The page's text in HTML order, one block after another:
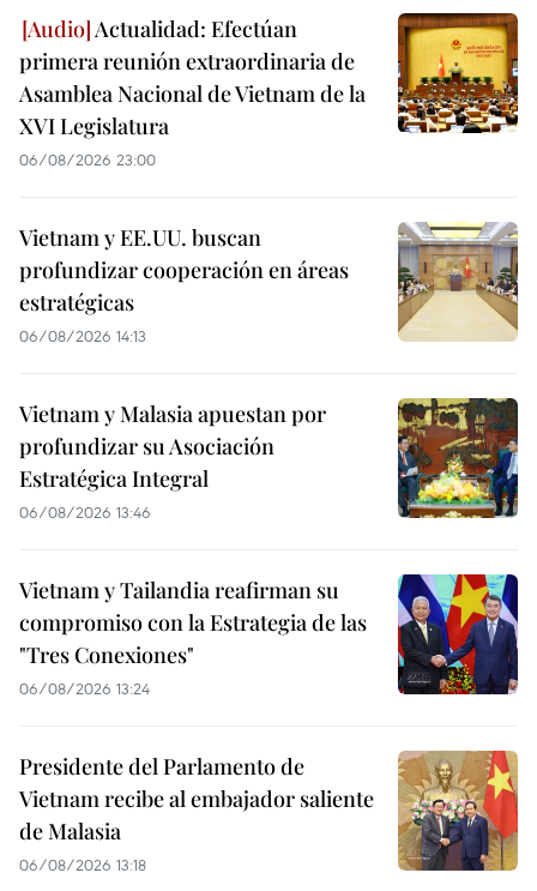
Actualidad: Efectúan
primera reunión extraordinaria de
Asamblea Nacional de Vietnam de la
XVI Legislatura
06/08/2026 23:00
Vietnam y EE.UU. buscan
profundizar cooperación en áreas
estratégicas
06/08/2026 14:13
Vietnam y Malasia apuestan por
profundizar su Asociación
Estratégica Integral
06/08/2026 13:46
Vietnam y Tailandia reafirman su
compromiso con la Estrategia de las
"Tres Conexiones"
06/08/2026 13:24
Presidente del Parlamento de
Vietnam recibe al embajador saliente
de Malasia
06/08/2026 13:18